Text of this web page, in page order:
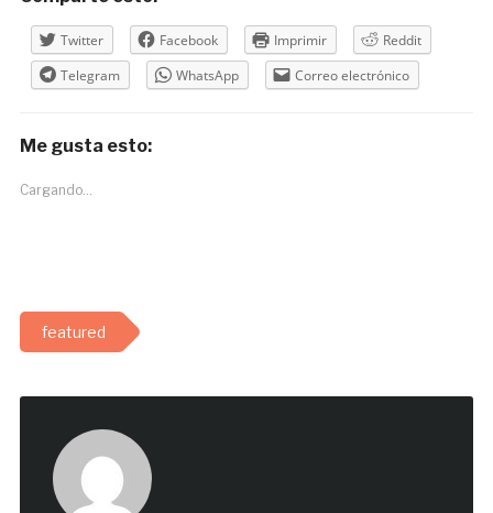
Twitter Facebook Imprimir
Reddit
Telegram
WhatsApp Correo electrónico
Me gusta esto:
Cargando...
featured